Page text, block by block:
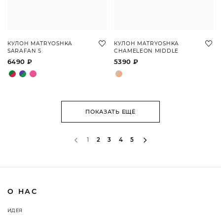
КУЛОН MATRYOSHKA
SARAFAN S
6490 ₽
КУЛОН MATRYOSHKA
CHAMELEON MIDDLE
5390 ₽
ПОКАЗАТЬ ЕЩЁ
1 2 3 4 5
О НАС
ИДЕЯ